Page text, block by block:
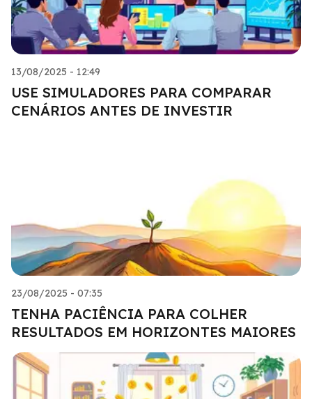
13/08/2025 - 12:49
USE SIMULADORES PARA COMPARAR
CENÁRIOS ANTES DE INVESTIR
23/08/2025 - 07:35
TENHA PACIÊNCIA PARA COLHER
RESULTADOS EM HORIZONTES MAIORES